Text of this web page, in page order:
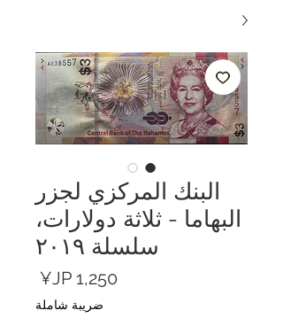
البنك المركزي لجزر
البهاما - ثلاثة دولارات،
سلسلة ٢٠١٩
ضريبة شاملة